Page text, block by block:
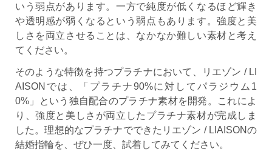
いう弱点があります。一方で純度が低くなるほど輝き
や透明感が弱くなるという弱点もあります。強度と美
しさを両立させることは、なかなか難しい素材と考え
てください。
そのような特徴を持つプラチナにおいて、リエゾン / LI
AISONでは、「プラチナ90%に対してパラジウム1
0%」という独自配合のプラチナ素材を開発。これによ
り、強度と美しさが両立したプラチナ素材が完成しま
した。理想的なプラチナでできたリエゾン / LIAISONの
結婚指輪を、ぜひ一度、試着してみてください。